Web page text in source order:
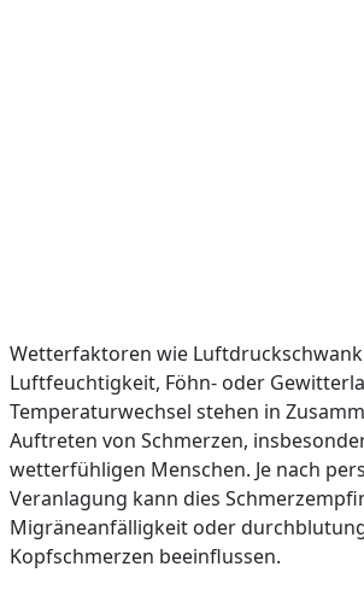
Wetterfaktoren wie
Luftfeuchtigkeit, Föhn- oder
Temperaturwechsel stehen in
Auftreten von Schmerzen,
wetterfühligen Menschen. Je nach
Veranlagung kann dies
Migräneanfälligkeit oder
Kopfschmerzen beeinflussen.